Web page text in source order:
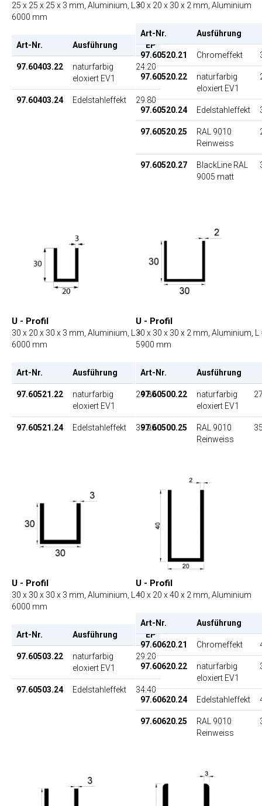
25 x 25 x 25 x 3 mm, Aluminium, L =
6000 mm
Art-Nr. Ausführung EP
97.60403.22
naturfarbig
eloxiert EV1
24.20
97.60403.24 Edelstahleffekt 29.80
30 x 20 x 30 x 2 mm, Aluminium
Art-Nr. Ausführung
97.60520.21 Chromeffekt
97.60520.22
naturfarbig
eloxiert EV1
97.60520.24 Edelstahleffekt
97.60520.25
RAL 9010
Reinweiss
97.60520.27
BlackLine RAL
9005 matt
U - Profil
30 x 20 x 30 x 3 mm, Aluminium, L =
6000 mm
Art-Nr. Ausführung EP
97.60521.22
naturfarbig
eloxiert EV1
24.80
97.60521.24 Edelstahleffekt 33.90
U - Profil
30 x 30 x 30 x 2 mm, Aluminium, L
5900 mm
Art-Nr. Ausführung
97.60500.22
naturfarbig
eloxiert EV1
97.60500.25
RAL 9010
Reinweiss
U - Profil
30 x 30 x 30 x 3 mm, Aluminium, L =
6000 mm
Art-Nr. Ausführung EP
97.60503.22
naturfarbig
eloxiert EV1
29.20
97.60503.24 Edelstahleffekt 34.40
U - Profil
40 x 20 x 40 x 2 mm, Aluminium
Art-Nr. Ausführung
97.60620.21 Chromeffekt
97.60620.22
naturfarbig
eloxiert EV1
97.60620.24 Edelstahleffekt
97.60620.25
RAL 9010
Reinweiss